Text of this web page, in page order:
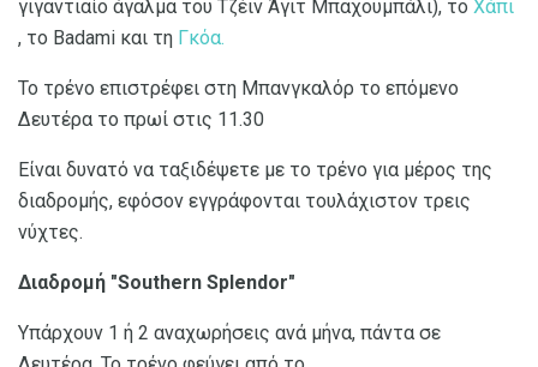
γιγαντιαίο άγαλμα του Τζέιν Άγιτ Μπαχουμπάλι), το Χάπι
, το Badami και τη Γκόα.
Το τρένο επιστρέφει στη Μπανγκαλόρ το επόμενο
Δευτέρα το πρωί στις 11.30
Είναι δυνατό να ταξιδέψετε με το τρένο για μέρος της
διαδρομής, εφόσον εγγράφονται τουλάχιστον τρεις
νύχτες.
Διαδρομή "Southern Splendor"
Υπάρχουν 1 ή 2 αναχωρήσεις ανά μήνα, πάντα σε